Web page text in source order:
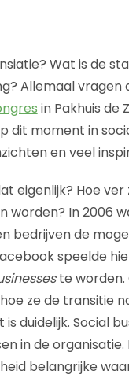
Wat is de
Allemaal vragen
in Pakhuis de
dit moment in
en veel
eigenlijk? Hoe ver
In 2006
bedrijven de
speelde
te worden.
ze de transitie
duidelijk. Social
in de organisatie.
belangrijke